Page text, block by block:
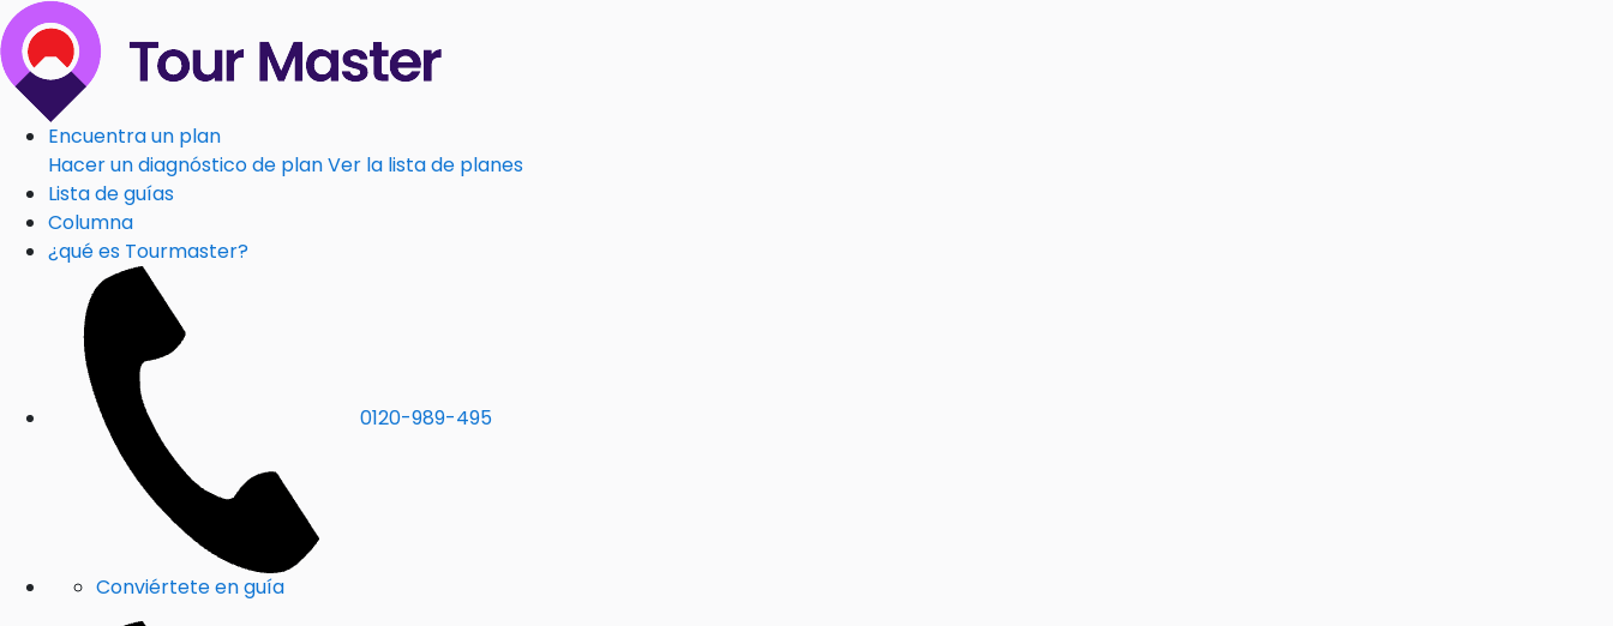
Encuentra un plan
Hacer un diagnóstico de planVer la lista de planes
Lista de guías
Columna
¿qué es Tourmaster?
0120-989-495
Conviértete en guía